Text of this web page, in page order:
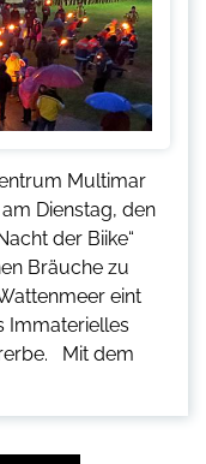
Multimar
Dienstag, den
der Biike“
Bräuche zu
eint
Immaterielles
Mit dem